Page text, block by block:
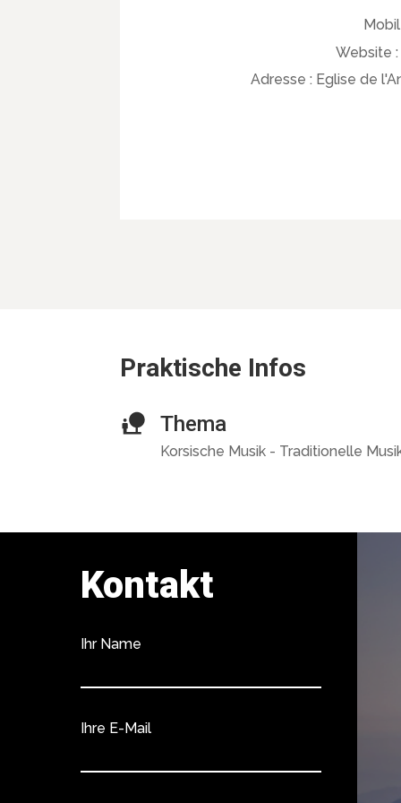
Website :
Adresse : Eglise de
Praktische Infos
Thema
Korsische Musik - Traditionelle
Kontakt
Ihr Name
Ihre E-Mail